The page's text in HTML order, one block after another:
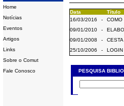
Home
Notícias
Eventos
Artigos
Links
Sobre o Comut
Fale Conosco
Data
Título
16/03/2016
-
COMO
09/01/2010
-
09/01/2008
-
25/10/2006
- LOGIN
PESQUISA